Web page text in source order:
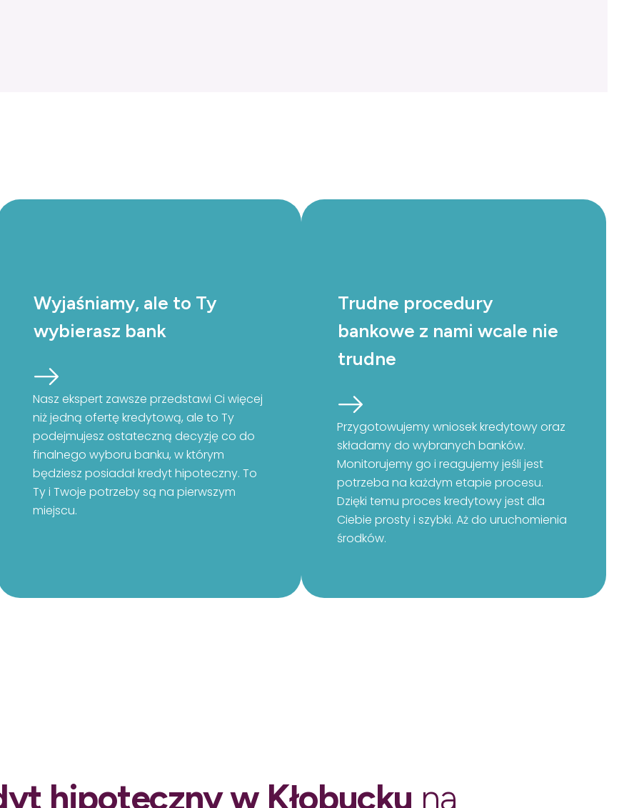
Wyjaśniamy, ale to Ty
wybierasz bank
Nasz ekspert zawsze przedstawi Ci więcej
niż jedną ofertę kredytową, ale to Ty
podejmujesz ostateczną decyzję co do
finalnego wyboru banku, w którym
będziesz posiadał kredyt hipoteczny. To
Ty i Twoje potrzeby są na pierwszym
miejscu.
Trudne procedury
bankowe z nami wcale nie
trudne
Przygotowujemy wniosek kredytowy oraz
składamy do wybranych banków.
Monitorujemy go i reagujemy jeśli jest
potrzeba na każdym etapie procesu.
Dzięki temu proces kredytowy jest dla
Ciebie prosty i szybki. Aż do uruchomienia
środków.
hipoteczny w Kłobucku na